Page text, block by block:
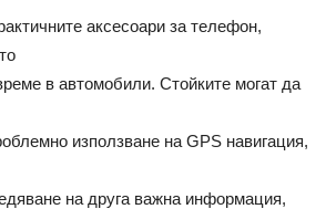
аксесоари за телефон,
в автомобили. Стойките могат да
използване на GPS навигация,
на друга важна информация,